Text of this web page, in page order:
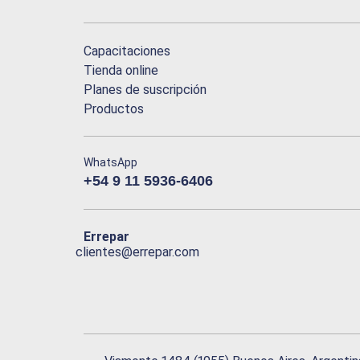
Capacitaciones
Tienda online
Planes de suscripción
Productos
WhatsApp
+54 9 11 5936-6406
Errepar
clientes@errepar.com